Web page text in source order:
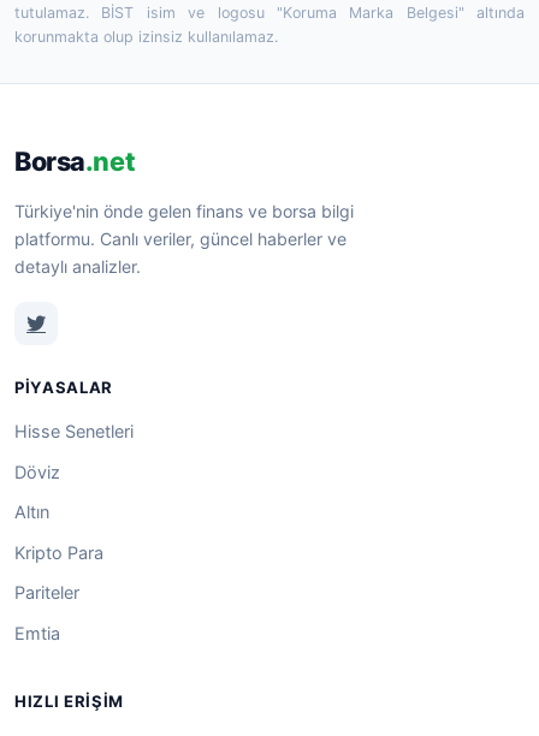
tutulamaz. BİST isim ve logosu "Koruma Marka Belgesi" altında
korunmakta olup izinsiz kullanılamaz.
Borsa.net
Türkiye'nin önde gelen finans ve borsa bilgi
platformu. Canlı veriler, güncel haberler ve
detaylı analizler.
PIYASALAR
Hisse Senetleri
Döviz
Altın
Kripto Para
Pariteler
Emtia
HIZLI ERIŞIM